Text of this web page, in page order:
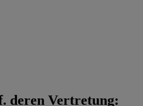
deren Vertretung: